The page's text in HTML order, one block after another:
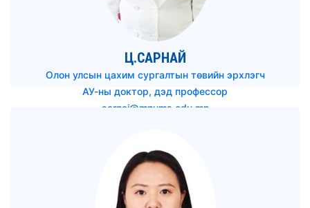
Ц.САРНАЙ
Олон улсын цахим сургалтын төвийн эрхлэгч
АУ-ны доктор, дэд профессор
sarnai@mnums.edu.mn